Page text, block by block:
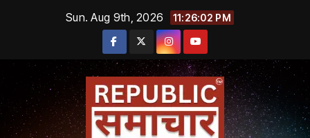
Sun. Aug 9th, 2026 11:26:03 PM